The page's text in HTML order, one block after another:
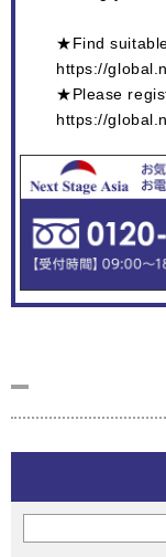
★Find
https://
★Please
https://